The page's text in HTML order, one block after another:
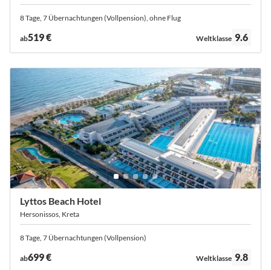
8 Tage, 7 Übernachtungen (Vollpension), ohne Flug
ab519 € Bewertung:
Weltklasse 9.6
Lyttos Beach Hotel
Hersonissos, Kreta
8 Tage, 7 Übernachtungen (Vollpension)
ab699 € Bewertung:
Weltklasse 9.8